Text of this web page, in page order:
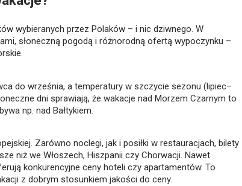
wybieranych przez Polaków – i nic dziwnego. W
słoneczną pogodą i różnorodną ofertą wypoczynku –
do września, a temperatury w szczycie sezonu (lipiec–
dni sprawiają, że wakacje nad Morzem Czarnym to
np. nad Bałtykiem.
Zarówno noclegi, jak i posiłki w restauracjach, bilety
niż we Włoszech, Hiszpanii czy Chorwacji. Nawet
konkurencyjne ceny hoteli czy apartamentów. To
z dobrym stosunkiem jakości do ceny.